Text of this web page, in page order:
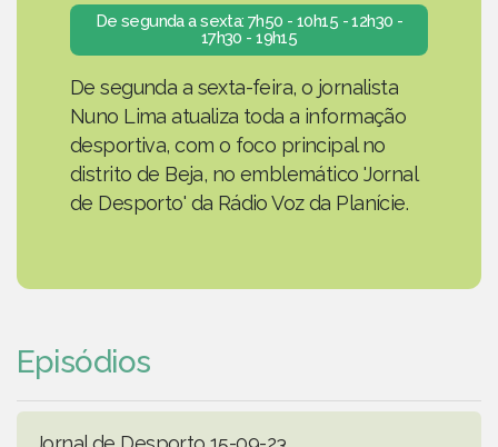
De segunda a sexta: 7h50 - 10h15 - 12h30 -
17h30 - 19h15
De segunda a sexta-feira, o jornalista
Nuno Lima atualiza toda a informação
desportiva, com o foco principal no
distrito de Beja, no emblemático 'Jornal
de Desporto' da Rádio Voz da Planície.
Episódios